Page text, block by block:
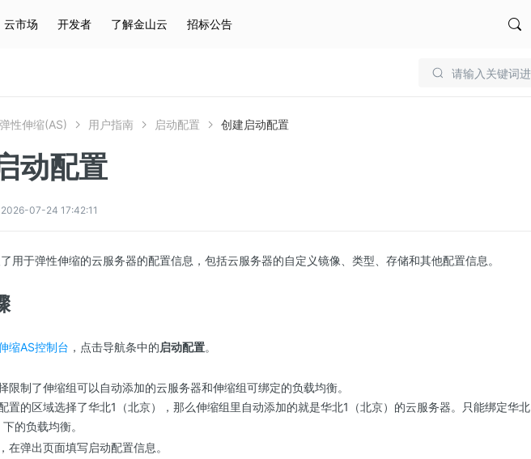
云市场 开发者 了解金山云 招标公告
弹性伸缩(AS) 用户指南 启动配置 创建启动配置
动配置
07-24 17:42:11
用于弹性伸缩的云服务器的配置信息，包括云服务器的自定义镜像、类型、存储和其他配置信息。
缩AS控制台 ，点击导航条中的启动配置。
限制了伸缩组可以自动添加的云服务器和伸缩组可绑定的负载均衡。
置的区域选择了华北1（北京），那么伸缩组里自动添加的就是华北1（北京）的云服务器。只能绑定华北
的负载均衡。
，在弹出页面填写启动配置信息。